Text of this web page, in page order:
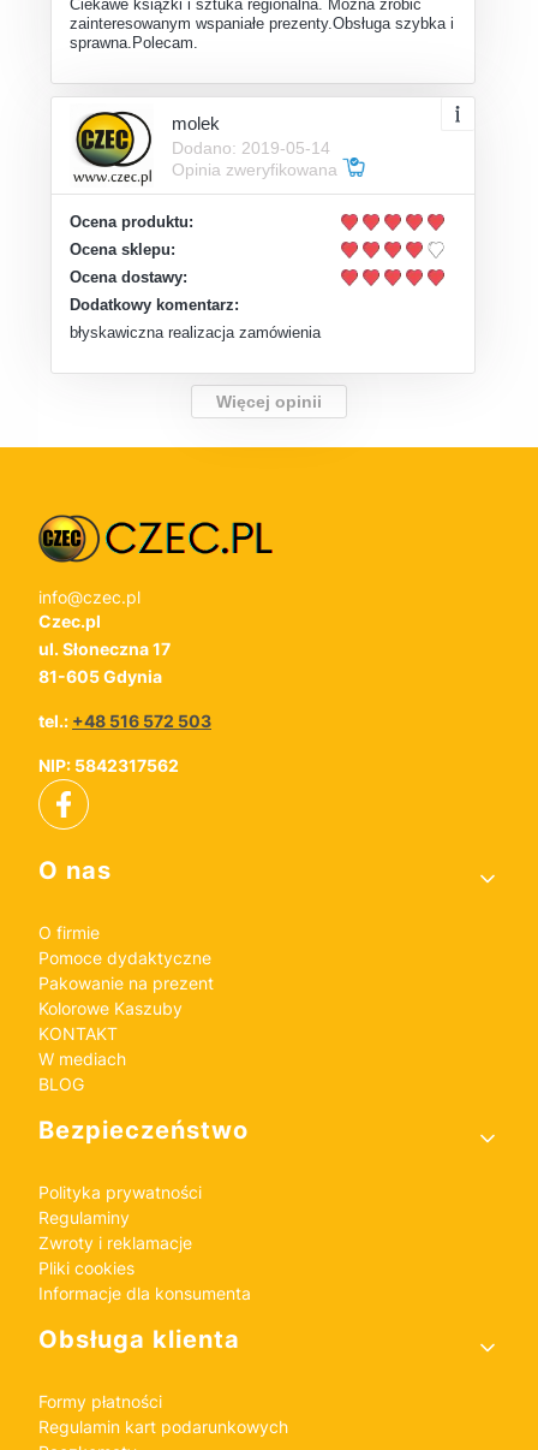
Ciekawe książki i sztuka regionalna. Można zrobić
zainteresowanym wspaniałe prezenty.Obsługa szybka i
sprawna.Polecam.
molek
Dodano: 2019-05-14
Opinia zweryfikowana
Ocena produktu:
Ocena sklepu:
Ocena dostawy:
Dodatkowy komentarz:
błyskawiczna realizacja zamówienia
Więcej opinii
info@czec.pl
Czec.pl
ul. Słoneczna 17
81-605 Gdynia
tel.: +48 516 572 503
NIP: 5842317562
Linki w stopce
O nas
O firmie
Pomoce dydaktyczne
Pakowanie na prezent
Kolorowe Kaszuby
KONTAKT
W mediach
BLOG
Bezpieczeństwo
Polityka prywatności
Regulaminy
Zwroty i reklamacje
Pliki cookies
Informacje dla konsumenta
Obsługa klienta
Formy płatności
Regulamin kart podarunkowych